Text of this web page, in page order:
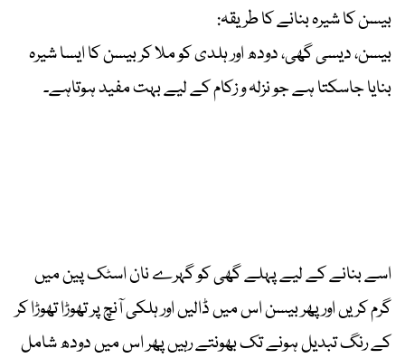
بیسن کا شیرہ بنانے کا طریقہ:
بیسن، دیسی گھی، دودھ اور ہلدی کو ملا کر بیسن کا ایسا شیرہ
بنایا جاسکتا ہے جو نزلہ و زکام کے لیے بہت مفید ہوتاہے۔
اسے بنانے کے لیے پہلے گھی کو گہرے نان اسٹک پین میں
گرم کریں اور پھر بیسن اس میں ڈالیں اور ہلکی آنچ پر تھوڑا تھوڑا کر
کے رنگ تبدیل ہونے تک بھونتے رہیں پھر اس میں دودھ شامل